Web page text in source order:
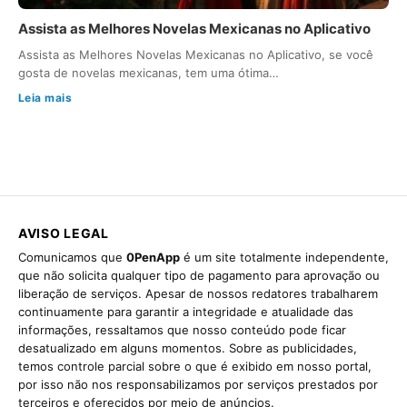
Assista as Melhores Novelas Mexicanas no Aplicativo
Assista as Melhores Novelas Mexicanas no Aplicativo, se você
gosta de novelas mexicanas, tem uma ótima…
Leia mais
AVISO LEGAL
Comunicamos que 0PenApp é um site totalmente independente,
que não solicita qualquer tipo de pagamento para aprovação ou
liberação de serviços. Apesar de nossos redatores trabalharem
continuamente para garantir a integridade e atualidade das
informações, ressaltamos que nosso conteúdo pode ficar
desatualizado em alguns momentos. Sobre as publicidades,
temos controle parcial sobre o que é exibido em nosso portal,
por isso não nos responsabilizamos por serviços prestados por
terceiros e oferecidos por meio de anúncios.